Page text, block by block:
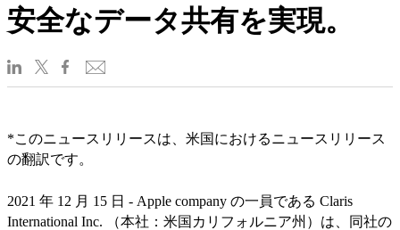
安全なデータ共有を実現。
*このニュースリリースは、米国におけるニュースリリース
の翻訳です。
2021 年 12 月 15 日 - Apple company の一員である Claris
International Inc. （本社：米国カリフォルニア州）は、同社の